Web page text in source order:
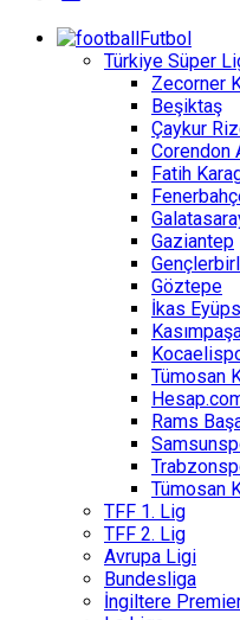
Futbol
Türkiye Süper
Zecorner
Beşiktaş
Çaykur
Corendon
Fatih
Gaziantep
Göztepe
İkas
Tümosan
Rams
Tümosan
TFF 1. Lig
TFF 2. Lig
Avrupa Ligi
Bundesliga
İngiltere